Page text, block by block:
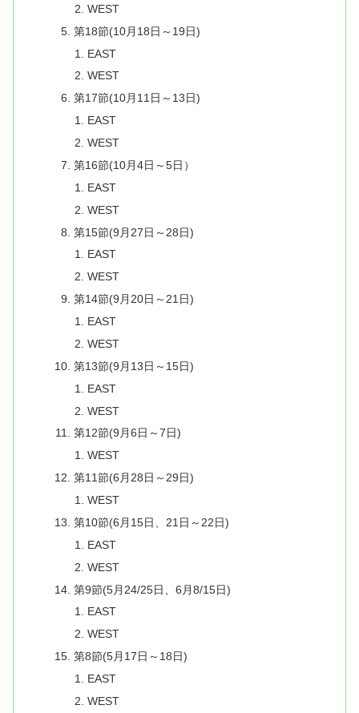
WEST
第18節(10月18日～19日)
EAST
WEST
第17節(10月11日～13日)
EAST
WEST
第16節(10月4日～5日）
EAST
WEST
第15節(9月27日～28日)
EAST
WEST
第14節(9月20日～21日)
EAST
WEST
第13節(9月13日～15日)
EAST
WEST
第12節(9月6日～7日)
WEST
第11節(6月28日～29日)
WEST
第10節(6月15日、21日～22日)
EAST
WEST
第9節(5月24/25日、6月8/15日)
EAST
WEST
第8節(5月17日～18日)
EAST
WEST